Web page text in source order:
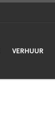
VERHUUR